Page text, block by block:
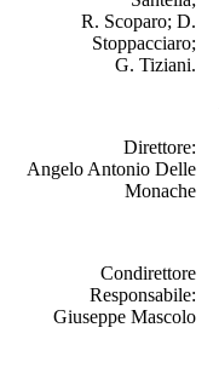
R. Scoparo; D.
Stoppacciaro;
G. Tiziani.
Direttore:
Angelo Antonio Delle
Monache
Condirettore
Responsabile:
Giuseppe Mascolo